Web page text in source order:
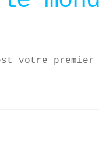
votre